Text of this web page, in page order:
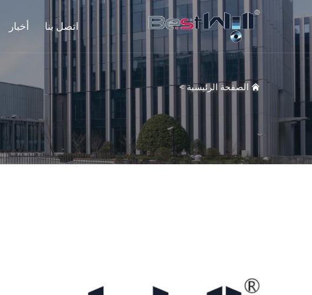
أخبار اتصل بنا
الصفحة الرئيسية>